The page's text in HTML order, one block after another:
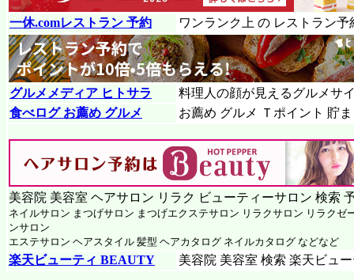
一休.comレストラン 予約 ワンランク上 の レストラン予
グルメメディア ヒトサラ
料理人の顔が見えるグルメサ
食べログ お薦め グルメ
お薦め グルメ Ｔポイント 貯
美容院 美容室 ヘアサロン リラク ビューティーサロン 検索
ネイルサロン まつげサロン まつげエクステサロン リラクサロン リラクゼ
ンサロン
エステサロン ヘアスタイル 髪型 ヘアカタログ ネイルカタログ などなど
楽天ビューティ BEAUTY 美容院 美容室 検索 楽天ビュ